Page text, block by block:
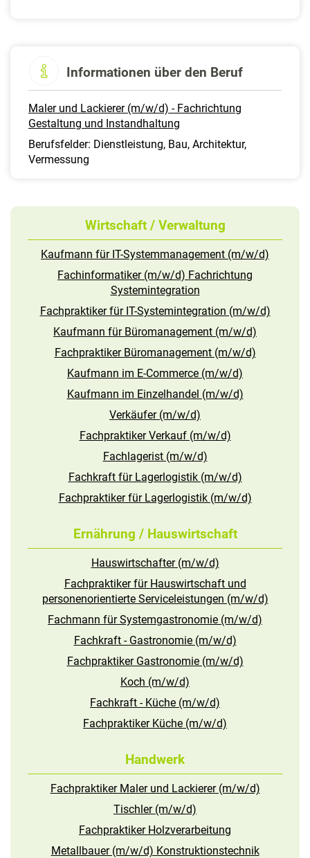
Informationen über den Beruf
Maler und Lackierer (m/w/d) - Fachrichtung
Gestaltung und Instandhaltung
Berufsfelder: Dienstleistung, Bau, Architektur,
Vermessung
Wirtschaft / Verwaltung
Kaufmann für IT-Systemmanagement (m/w/d)
Fachinformatiker (m/w/d) Fachrichtung
Systemintegration
Fachpraktiker für IT-Systemintegration (m/w/d)
Kaufmann für Büromanagement (m/w/d)
Fachpraktiker Büromanagement (m/w/d)
Kaufmann im E-Commerce (m/w/d)
Kaufmann im Einzelhandel (m/w/d)
Verkäufer (m/w/d)
Fachpraktiker Verkauf (m/w/d)
Fachlagerist (m/w/d)
Fachkraft für Lagerlogistik (m/w/d)
Fachpraktiker für Lagerlogistik (m/w/d)
Ernährung / Hauswirtschaft
Hauswirtschafter (m/w/d)
Fachpraktiker für Hauswirtschaft und
personenorientierte Serviceleistungen (m/w/d)
Fachmann für Systemgastronomie (m/w/d)
Fachkraft - Gastronomie (m/w/d)
Fachpraktiker Gastronomie (m/w/d)
Koch (m/w/d)
Fachkraft - Küche (m/w/d)
Fachpraktiker Küche (m/w/d)
Handwerk
Fachpraktiker Maler und Lackierer (m/w/d)
Tischler (m/w/d)
Fachpraktiker Holzverarbeitung
Metallbauer (m/w/d) Konstruktionstechnik